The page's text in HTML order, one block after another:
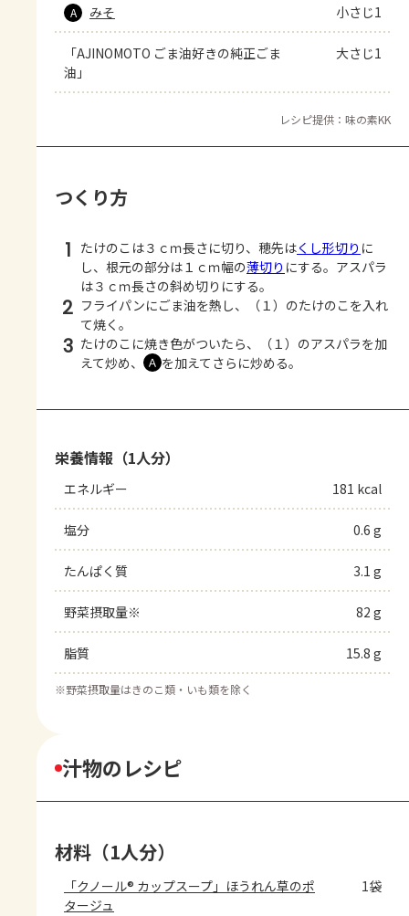
A みそ 小さじ1
「AJINOMOTO ごま油好きの純正ごま
油」
大さじ1
レシピ提供：味の素KK
つくり方
1 たけのこは３ｃｍ長さに切り、穂先はくし形切り に
し、根元の部分は１ｃｍ幅の薄切り にする。アスパラ
は３ｃｍ長さの斜め切りにする。
2 フライパンにごま油を熱し、（１）のたけのこを入れ
て焼く。
3 たけのこに焼き色がついたら、（１）のアスパラを加
えて炒め、
Ａ を加えてさらに炒める。
栄養情報（1人分）
エネルギー 181 kcal
塩分 0.6 g
たんぱく質 3.1 g
野菜摂取量※ 82 g
脂質 15.8 g
※野菜摂取量はきのこ類・いも類を除く
汁物のレシピ
材料（1人分）
「クノール® カップスープ」ほうれん草のポ
タージュ
1袋